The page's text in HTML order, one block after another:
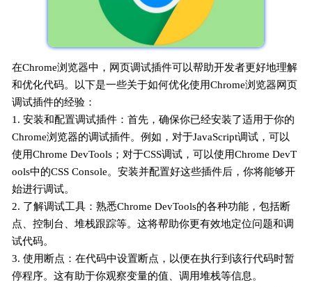
在Chrome浏览器中，网页调试插件可以帮助开发者更好地理解
和优化代码。以下是一些关于如何优化使用Chrome浏览器网页
调试插件的经验：
1. 安装和配置调试插件：首先，确保你已经安装了适用于你的
Chrome浏览器的调试插件。例如，对于JavaScript调试，可以
使用Chrome DevTools；对于CSS调试，可以使用Chrome DevT
ools中的CSS Console。安装并配置好这些插件后，你将能够开
始进行调试。
2. 了解调试工具：熟悉Chrome DevTools的各种功能，包括断
点、控制台、堆栈跟踪等。这将帮助你更有效地定位问题和调
试代码。
3. 使用断点：在代码中设置断点，以便在执行到该行代码时暂
停程序。这有助于你观察变量的值、调用堆栈等信息。